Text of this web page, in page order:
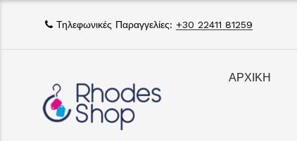
Τηλεφωνικές Παραγγελίες: +30 22411 81259
ΑΡΧΙΚΗ